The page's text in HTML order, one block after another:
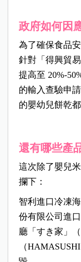
政府如何因
為了確保食品
針對「得興貿
提高至 20%-
的輸入查驗申
的嬰幼兒餅乾
還有哪些產
這次除了嬰兒
攔下：
智利進口冷凍
份有限公司進口
廳「すき家」
（